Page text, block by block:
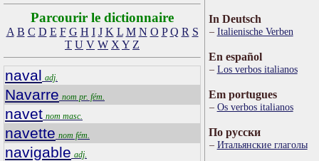
Parcourir le dictionnaire
A B C D E F G H I J K L M N O P Q R S
T U V W X Y Z
naval adj.
Navarre nom pr. fém.
navet nom masc.
navette nom fém.
navigable adj.
In Deutsch
Italienische Verben
En español
Los verbos italianos
Em portugues
Os verbos italianos
По русски
Итальянские глаголы